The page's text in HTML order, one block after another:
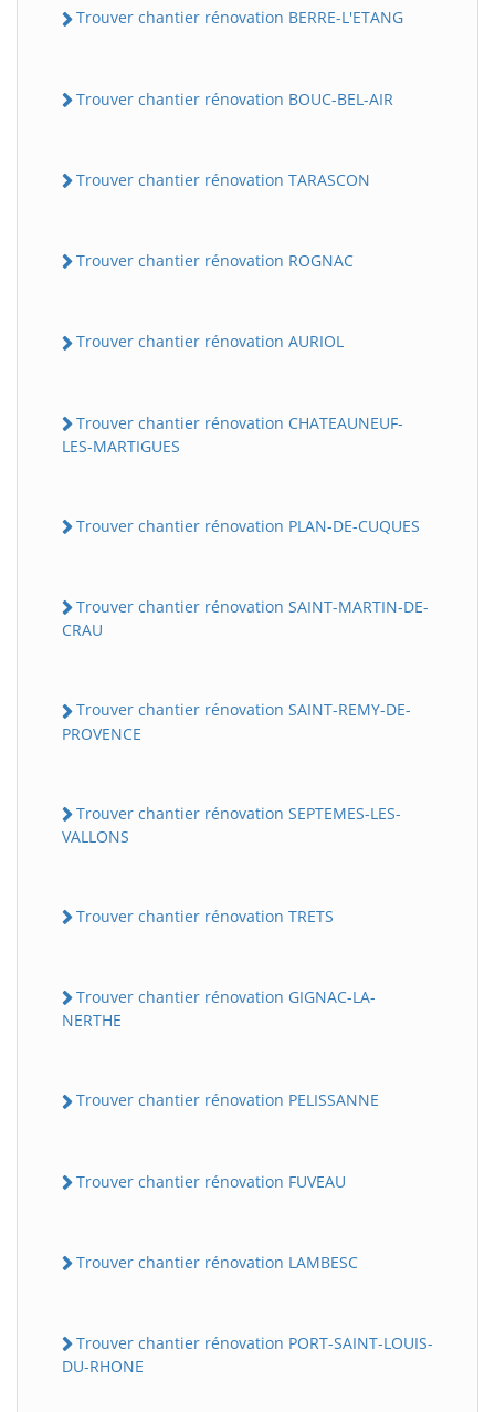
Trouver chantier rénovation BERRE-L'ETANG
Trouver chantier rénovation BOUC-BEL-AIR
Trouver chantier rénovation TARASCON
Trouver chantier rénovation ROGNAC
Trouver chantier rénovation AURIOL
Trouver chantier rénovation CHATEAUNEUF-
LES-MARTIGUES
Trouver chantier rénovation PLAN-DE-CUQUES
Trouver chantier rénovation SAINT-MARTIN-DE-
CRAU
Trouver chantier rénovation SAINT-REMY-DE-
PROVENCE
Trouver chantier rénovation SEPTEMES-LES-
VALLONS
Trouver chantier rénovation TRETS
Trouver chantier rénovation GIGNAC-LA-
NERTHE
Trouver chantier rénovation PELISSANNE
Trouver chantier rénovation FUVEAU
Trouver chantier rénovation LAMBESC
Trouver chantier rénovation PORT-SAINT-LOUIS-
DU-RHONE